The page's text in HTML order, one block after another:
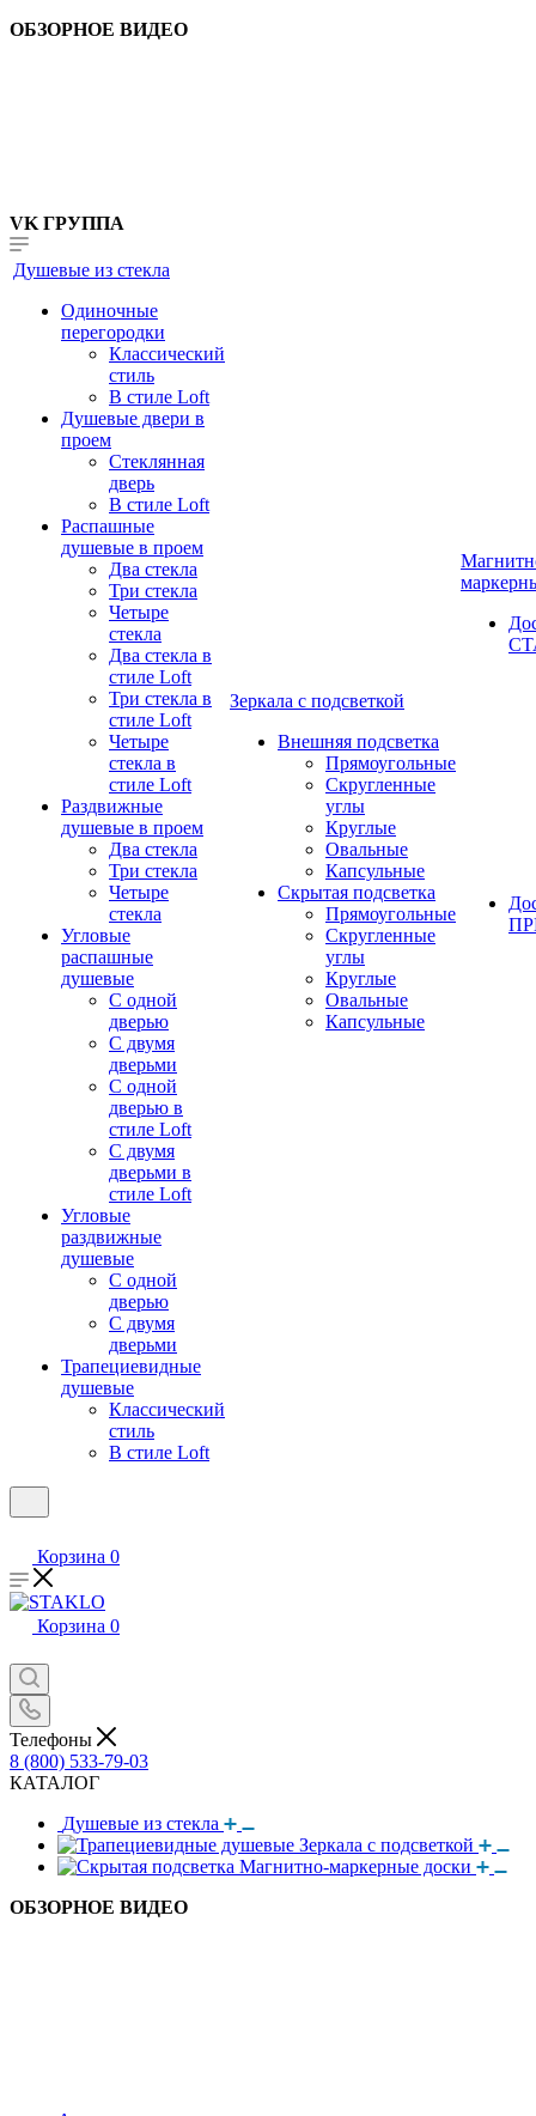
ОБЗОРНОЕ ВИДЕО
VK ГРУППА
Душевые из стекла
Одиночные
перегородки
Классический
стиль
В стиле Loft
Душевые двери в
проем
Стеклянная
дверь
В стиле Loft
Распашные
душевые в проем
Два стекла
Три стекла
Четыре
стекла
Два стекла в
стиле Loft
Три стекла в
стиле Loft
Четыре
стекла в
стиле Loft
Раздвижные
душевые в проем
Два стекла
Три стекла
Четыре
стекла
Угловые
распашные
душевые
С одной
дверью
С двумя
дверьми
С одной
дверью в
стиле Loft
С двумя
дверьми в
стиле Loft
Угловые
раздвижные
душевые
С одной
дверью
С двумя
дверьми
Трапециевидные
душевые
Классический
стиль
В стиле Loft
Зеркала с подсветкой
Внешняя подсветка
Прямоугольные
Скругленные
углы
Круглые
Овальные
Капсульные
Скрытая подсветка
Прямоугольные
Скругленные
углы
Круглые
Овальные
Капсульные
Корзина 0
Корзина 0
Телефоны
8 (800) 533-79-03
КАТАЛОГ
Душевые из стекла
Зеркала с подсветкой
Магнитно-маркерные доски
ОБЗОРНОЕ ВИДЕО